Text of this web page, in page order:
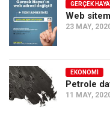
GERÇEK
Web
23 MAY,
EKONOMI
Petrole
11 MAY,